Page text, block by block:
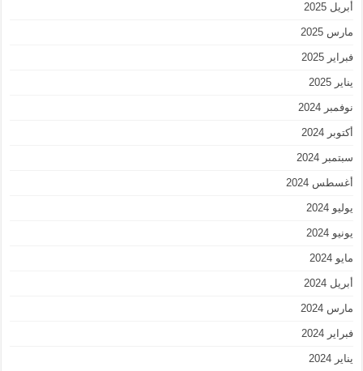
أبريل 2025
مارس 2025
فبراير 2025
يناير 2025
نوفمبر 2024
أكتوبر 2024
سبتمبر 2024
أغسطس 2024
يوليو 2024
يونيو 2024
مايو 2024
أبريل 2024
مارس 2024
فبراير 2024
يناير 2024